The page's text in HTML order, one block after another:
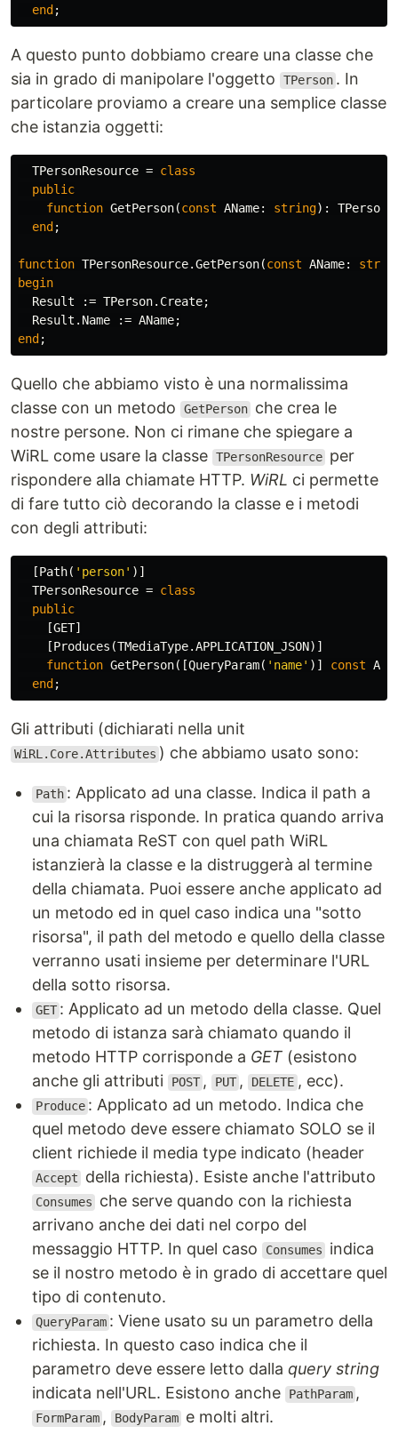
end ;
A questo punto dobbiamo creare una classe che
sia in grado di manipolare l'oggetto
TPerson . In
particolare proviamo a creare una semplice classe
che istanzia oggetti:
TPersonResource = class
public
function GetPerson(const AName: string): TPerson
end ;
function TPersonResource.GetPerson(const AName:
begin
Result
:= TPerson. Create;
Result . Name := AName;
end ;
Quello che abbiamo visto è una normalissima
classe con un metodo
GetPerson che crea le
nostre persone. Non ci rimane che spiegare a
WiRL come usare la classe TPersonResource per
rispondere alla chiamate HTTP. WiRL ci permette
di fare tutto ciò decorando la classe e i metodi
con degli attributi:
[Path( 'person' )]
TPersonResource = class
public
[GET]
[Produces (TMediaType.APPLICATION_JSON)]
function GetPerson([QueryParam( 'name' )] const
end ;
Gli attributi (dichiarati nella unit
WiRL.Core.Attributes ) che abbiamo usato sono:
Path : Applicato ad una classe. Indica il path a
cui la risorsa risponde. In pratica quando arriva
una chiamata ReST con quel path WiRL
istanzierà la classe e la distruggerà al termine
della chiamata. Puoi essere anche applicato ad
un metodo ed in quel caso indica una "sotto
risorsa", il path del metodo e quello della classe
verranno usati insieme per determinare l'URL
della sotto risorsa.
GET : Applicato ad un metodo della classe. Quel
metodo di istanza sarà chiamato quando il
metodo HTTP corrisponde a GET (esistono
anche gli attributi
POST , PUT , DELETE , ecc).
Produce : Applicato ad un metodo. Indica che
quel metodo deve essere chiamato SOLO se il
client richiede il media type indicato (header
Accept della richiesta). Esiste anche l'attributo
Consumes
che serve quando con la richiesta
arrivano anche dei dati nel corpo del
messaggio HTTP. In quel caso
Consumes
indica
se il nostro metodo è in grado di accettare quel
tipo di contenuto.
QueryParam : Viene usato su un parametro della
richiesta. In questo caso indica che il
parametro deve essere letto dalla query string
indicata nell'URL. Esistono anche
PathParam ,
FormParam , BodyParam e molti altri.